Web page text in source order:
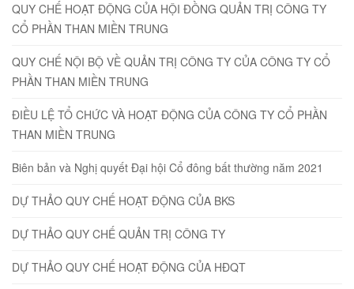
QUY CHẾ HOẠT ĐỘNG CỦA HỘI ĐỒNG QUẢN TRỊ CÔNG TY
CỔ PHẦN THAN MIỀN TRUNG
QUY CHẾ NỘI BỘ VỀ QUẢN TRỊ CÔNG TY CỦA CÔNG TY CỔ
PHẦN THAN MIỀN TRUNG
ĐIỀU LỆ TỔ CHỨC VÀ HOẠT ĐỘNG CỦA CÔNG TY CỔ PHẦN
THAN MIỀN TRUNG
Biên bản và Nghị quyết Đại hội Cổ đông bất thường năm 2021
DỰ THẢO QUY CHẾ HOẠT ĐỘNG CỦA BKS
DỰ THẢO QUY CHẾ QUẢN TRỊ CÔNG TY
DỰ THẢO QUY CHẾ HOẠT ĐỘNG CỦA HĐQT